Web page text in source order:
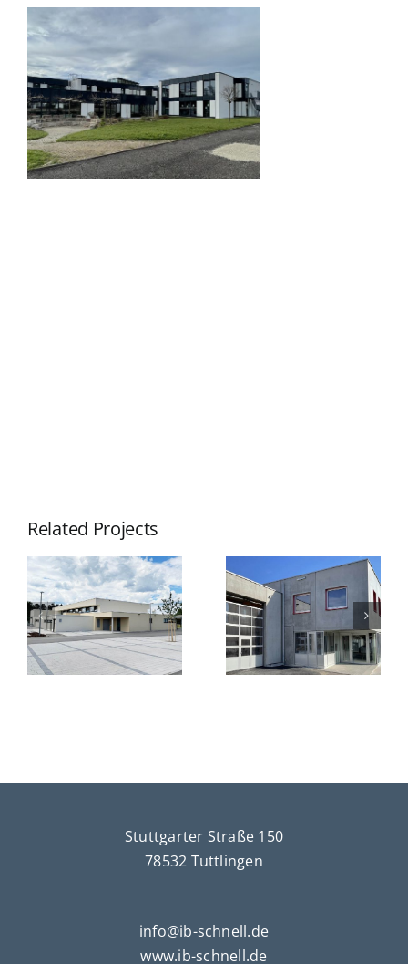
Related Projects
Feuerwehrgerätehaus,
Wurmlingen
Neubau
Trossingen
Stuttgarter Straße 150
78532 Tuttlingen
info@ib-schnell.de
www.ib-schnell.de